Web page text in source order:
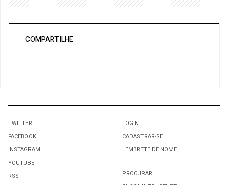
COMPARTILHE
TWITTER
FACEBOOK
INSTAGRAM
YOUTUBE
RSS
LOGIN
CADASTRAR-SE
LEMBRETE DE NOME
PROCURAR